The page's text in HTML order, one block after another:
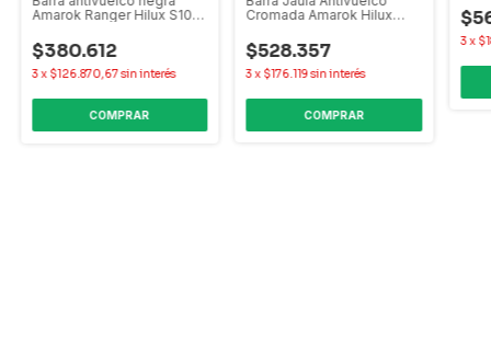
Amarok Ranger Hilux S10
$380.612
3x $126.870,67sin interés
COMPRAR
Cromada Amarok Hilux
Alaskan
$528.357
3x $176.119sin interés
COMPRAR
3x